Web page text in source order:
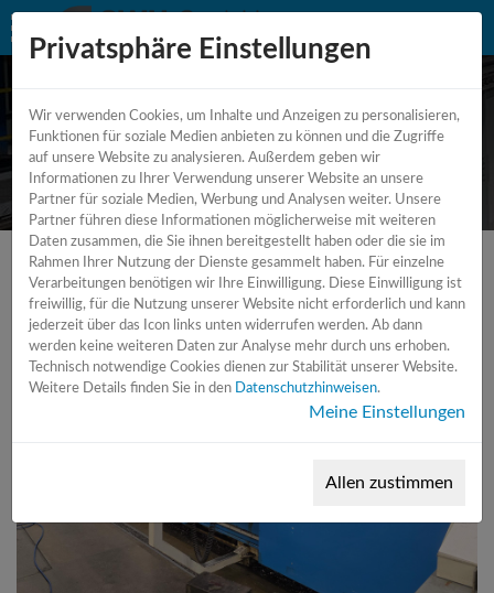
CNC - Bettfräsmaschine - 6
achse
Privatsphäre Einstellungen
Wir verwenden Cookies, um Inhalte und Anzeigen zu personalisieren,
Funktionen für soziale Medien anbieten zu können und die Zugriffe
auf unsere Website zu analysieren. Außerdem geben wir
Informationen zu Ihrer Verwendung unserer Website an unsere
Partner für soziale Medien, Werbung und Analysen weiter. Unsere
Partner führen diese Informationen möglicherweise mit weiteren
Daten zusammen, die Sie ihnen bereitgestellt haben oder die sie im
Rahmen Ihrer Nutzung der Dienste gesammelt haben. Für einzelne
Verarbeitungen benötigen wir Ihre Einwilligung. Diese Einwilligung ist
freiwillig, für die Nutzung unserer Website nicht erforderlich und kann
jederzeit über das Icon links unten widerrufen werden. Ab dann
werden keine weiteren Daten zur Analyse mehr durch uns erhoben.
Technisch notwendige Cookies dienen zur Stabilität unserer Website.
Weitere Details finden Sie in den
Datenschutzhinweisen.
Meine Einstellungen
Allen zustimmen